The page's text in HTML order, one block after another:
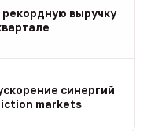
рекордную выручку
синергий
markets